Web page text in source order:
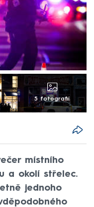
5 fotografií
místního
a okolí střelec.
jednoho